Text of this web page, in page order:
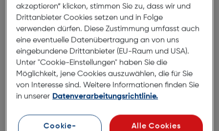
Produktbeschreibung
Nikon HB-91 Gegenlichtblende
Bajonett-Gegenlichtblende speziell für das NIKKOR
Z 85 mm 1:1,8 S. Minimiert Streulicht und reduziert
Blendenflecken.
akzeptieren“ klicken, stimmen Sie zu, dass wir und
Drittanbieter Cookies setzen und in Folge
verwenden dürfen. Diese Zustimmung umfasst auch
eine eventuelle Datenübertragung an von uns
eingebundene Drittanbieter (EU-Raum und USA).
Unter "Cookie-Einstellungen" haben Sie die
Möglichkeit, jene Cookies auszuwählen, die für Sie
von Interesse sind. Weitere Informationen finden Sie
in unserer Datenverarbeitungsrichtlinie.
Cookie-
Alle Cookies